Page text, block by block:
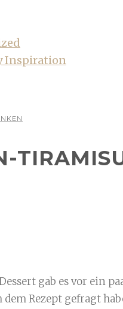
Inspiration
gab es vor ein
dem Rezept gefragt